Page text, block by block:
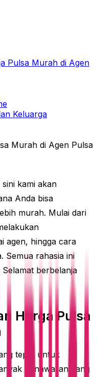
Pulsa Murah di Agen
Keluarga
Murah di Agen Pulsa
kami akan
Anda bisa
murah. Mulai dari
agen, hingga cara
Semua rahasia ini
berbelanja
Harga Pulsa
tepat untuk
penawaran yang